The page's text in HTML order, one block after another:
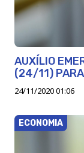
AUXÍLIO
(24/11) PARA
24/11/2020 01:06
ECONOMIA